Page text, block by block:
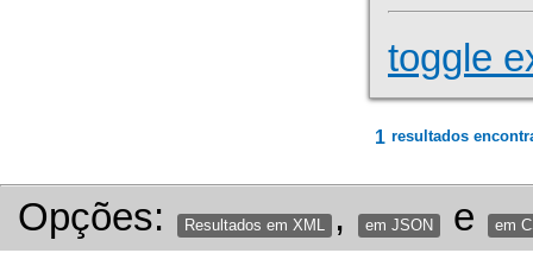
toggle
1 resultados
Opções: Resultados em XML , em JSON e em